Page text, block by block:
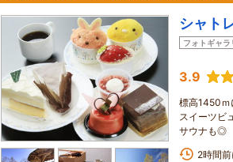
シャト
フォトギャラ
3.9
標高1450ｍ
スイーツビ
サウナも◎
2時間